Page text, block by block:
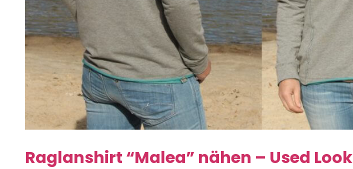
Raglanshirt “Malea” nähen – Used Look